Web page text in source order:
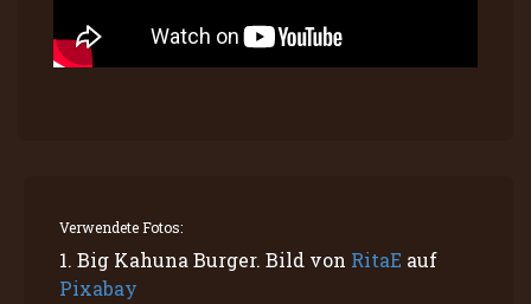
Verwendete Fotos:
1. Big Kahuna Burger. Bild von RitaE auf
Pixabay